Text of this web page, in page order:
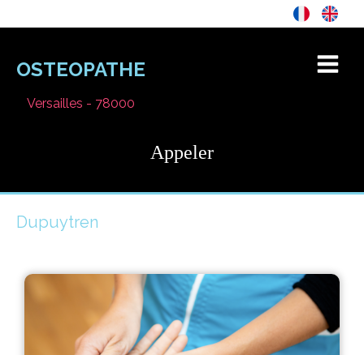
OSTEOPATHE
Versailles - 78000
Appeler
Dupuytren